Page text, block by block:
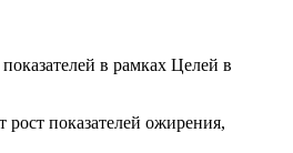
в рамках Целей в
рост показателей ожирения,